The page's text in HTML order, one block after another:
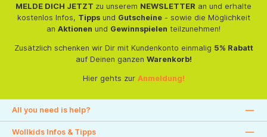
MELDE DICH JETZT zu unserem NEWSLETTER an und erhalte
kostenlos Infos, Tippsund Gutscheine- sowie die Möglichkeit
an Aktionen und Gewinnspielen teilzunehmen!
Zusätzlich schenken wir Dir mit Kundenkonto einmalig 5% Rabatt
auf Deinen ganzen Warenkorb!
Hier gehts zur Anmeldung!
All you need is help?
Wollkids Infos & Tipps